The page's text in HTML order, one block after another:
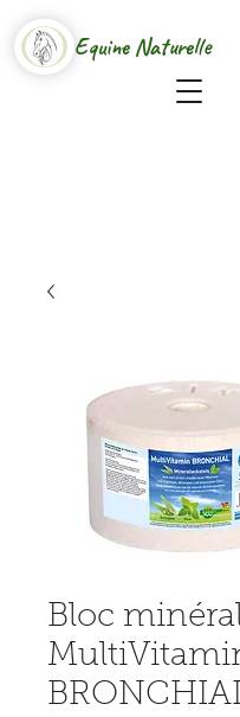
Equine Naturelle
Bloc